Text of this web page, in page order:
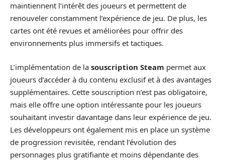
maintiennent l’intérêt des joueurs et permettent de
renouveler constamment l’expérience de jeu. De plus, les
cartes ont été revues et améliorées pour offrir des
environnements plus immersifs et tactiques.
L’implémentation de la souscription Steam permet aux
joueurs d’accéder à du contenu exclusif et à des avantages
supplémentaires. Cette souscription n’est pas obligatoire,
mais elle offre une option intéressante pour les joueurs
souhaitant investir davantage dans leur expérience de jeu.
Les développeurs ont également mis en place un système
de progression revisitée, rendant l’évolution des
personnages plus gratifiante et moins dépendante des